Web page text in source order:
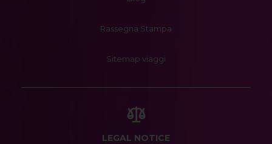
Rassegna Stampa
Sitemap viaggi
LEGAL NOTICE